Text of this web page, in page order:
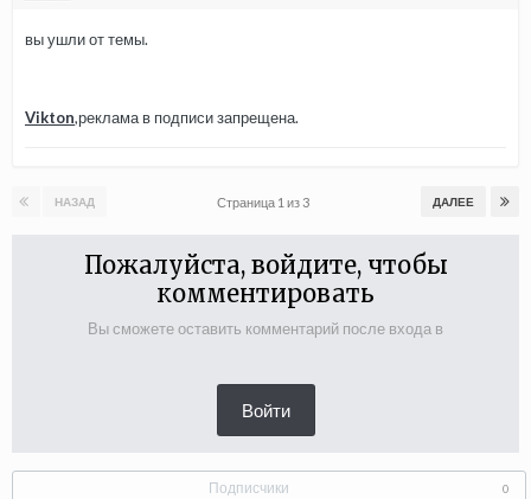
вы ушли от темы.
Vikton,реклама в подписи запрещена.
НАЗАД ДАЛЕЕ
Страница 1 из 3
Пожалуйста, войдите, чтобы
комментировать
Вы сможете оставить комментарий после входа в
Войти
Подписчики 0